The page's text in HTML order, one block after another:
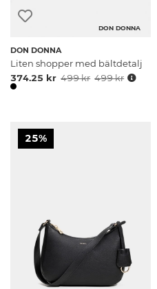
DON DONNA
DON DONNA
Liten shopper med bältdetalj
374.25 kr 499 kr 499 kr
25%